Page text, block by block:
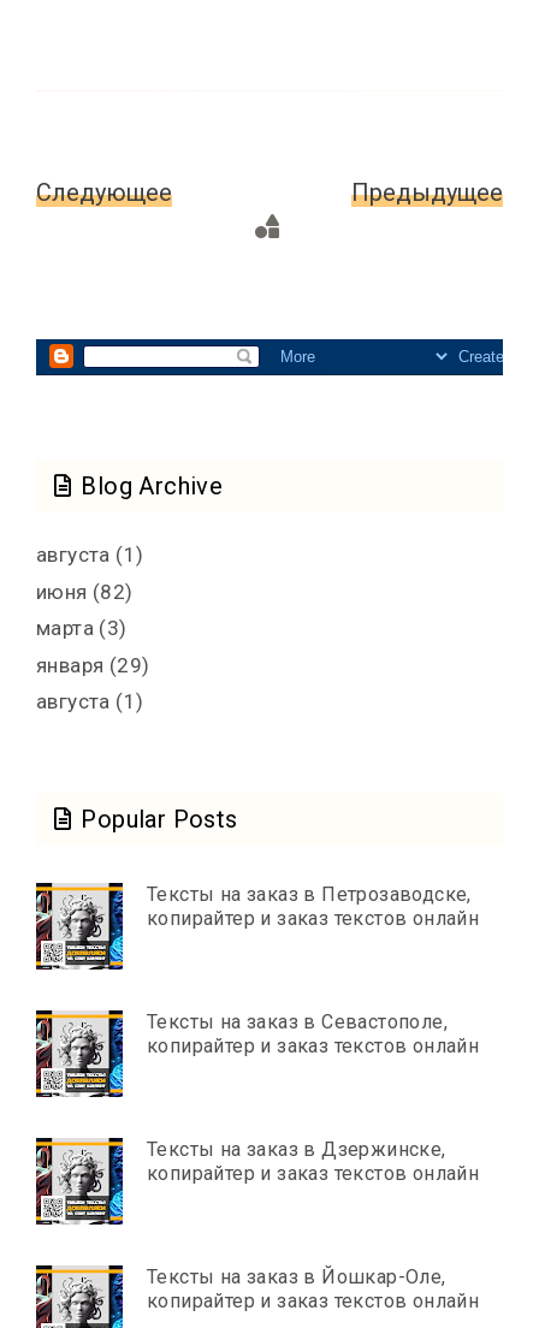
Следующее Предыдущее
страница
Blog Archive
августа (1)
июня (82)
марта (3)
января (29)
августа (1)
Popular Posts
Тексты на заказ в Петрозаводске,
копирайтер и заказ текстов онлайн
Тексты на заказ в Севастополе,
копирайтер и заказ текстов онлайн
Тексты на заказ в Дзержинске,
копирайтер и заказ текстов онлайн
Тексты на заказ в Йошкар-Оле,
копирайтер и заказ текстов онлайн